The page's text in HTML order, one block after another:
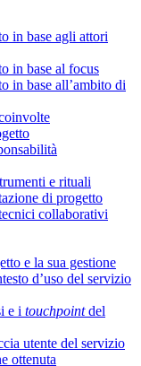
in base agli attori
in base al focus
in base all’ambito di
e rituali
di progetto
collaborativi
e la sua gestione
d’uso del servizio
e i touchpointdel
utente del servizio
ottenuta